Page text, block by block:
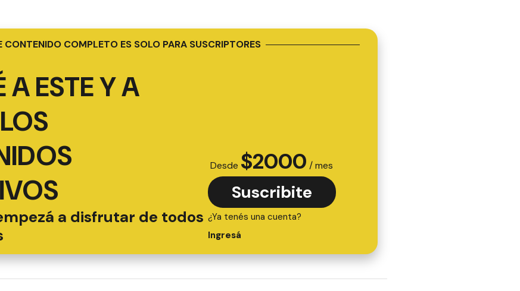
CONTENIDO COMPLETO ES SOLO PARA SUSCRIPTORES
A ESTE Y A
a disfrutar de todos
Desde $2000 / mes
Suscribite
¿Ya tenés una cuenta?
Ingresá